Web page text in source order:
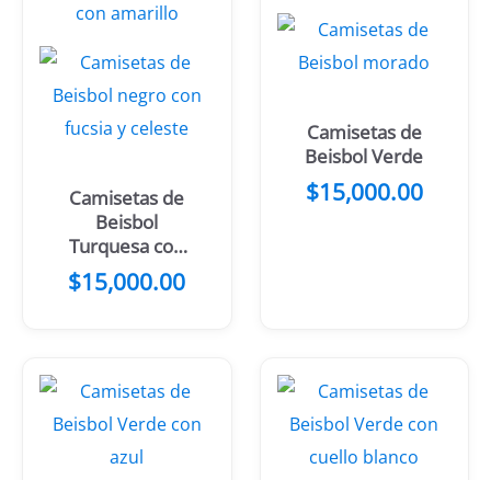
Camisetas de
Beisbol
Turquesa con
amarillo
$15,000.00
Camisetas de
Beisbol Verde
$15,000.00